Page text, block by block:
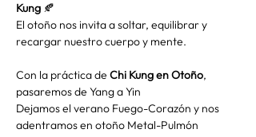
Kung 🍂
El otoño nos invita a soltar, equilibrar y
recargar nuestro cuerpo y mente.
Con la práctica de Chi Kung en Otoño,
pasaremos de Yang a Yin
Dejamos el verano Fuego-Corazón y nos
adentramos en otoño Metal-Pulmón